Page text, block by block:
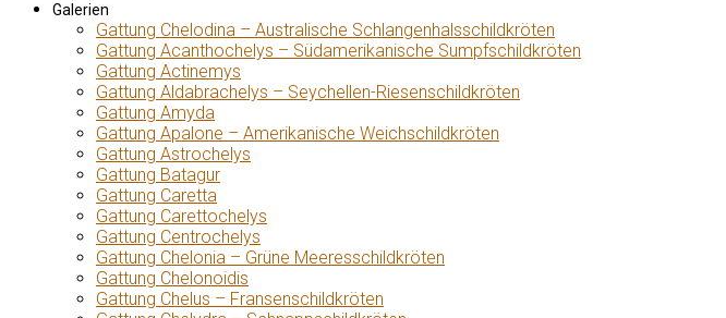
Galerien
Gattung Chelodina – Australische Schlangenhalsschildkröten
Gattung Acanthochelys – Südamerikanische Sumpfschildkröten
Gattung Actinemys
Gattung Aldabrachelys – Seychellen-Riesenschildkröten
Gattung Amyda
Gattung Apalone – Amerikanische Weichschildkröten
Gattung Astrochelys
Gattung Batagur
Gattung Caretta
Gattung Carettochelys
Gattung Centrochelys
Gattung Chelonia – Grüne Meeresschildkröten
Gattung Chelonoidis
Gattung Chelus – Fransenschildkröten